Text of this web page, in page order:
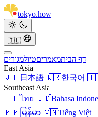
tokyo.how
🇮🇱
דף הביתמאמריםטיולמגורים
East Asia
🇯🇵日本語 🇰🇷한국어
Southeast Asia
🇹🇭ไทย 🇮🇩Bahasa
🇲🇲 မြန်မာ 🇻🇳Tiếng Việt